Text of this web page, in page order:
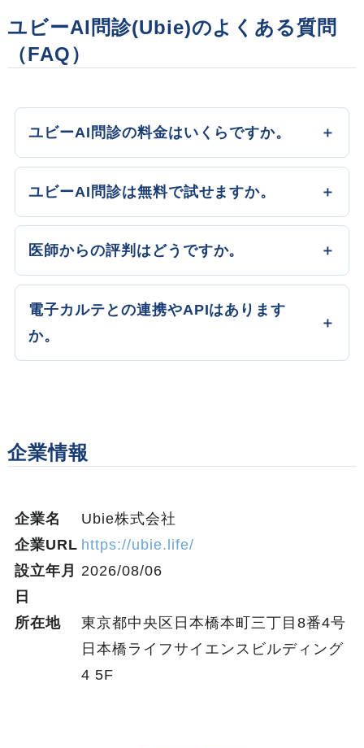
ユビーAI問診(Ubie)のよくある質問
（FAQ）
ユビーAI問診の料金はいくらですか。
ユビーAI問診は無料で試せますか。
医師からの評判はどうですか。
電子カルテとの連携やAPIはあります
か。
企業情報
企業名
Ubie株式会社
企業URL https://ubie.life/
設立年月
日
2026/08/06
所在地
東京都中央区日本橋本町三丁目8番4号
日本橋ライフサイエンスビルディング
4 5F